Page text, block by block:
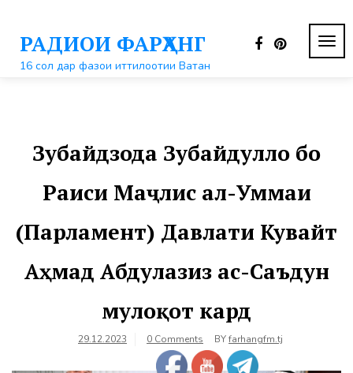
контентуРАДИОИ ФАРҲАНГ
16 сол дар фазои иттилоотии Ватан
Зубайдзода Зубайдулло бо
Раиси Маҷлис ал-Уммаи
(Парламент) Давлати Кувайт
Аҳмад Абдулазиз ас-Саъдун
мулоқот кард
29.12.2023 0 Comments BYfarhangfm.tj